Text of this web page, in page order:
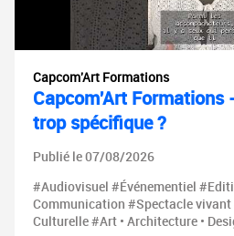
Capcom'Art Formations
Capcom'Art Formations
trop spécifique ?
Publié le 07/08/2026
#Audiovisuel #Événementiel
Communication #Spectacle
Culturelle #Art • Architecture •